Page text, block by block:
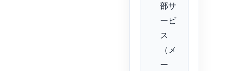
部サ
ービ
ス
（メ
ー